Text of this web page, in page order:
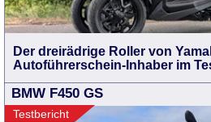
Der dreirädrige Roller von
Autoführerschein-Inhaber im
BMW F450 GS
Testbericht